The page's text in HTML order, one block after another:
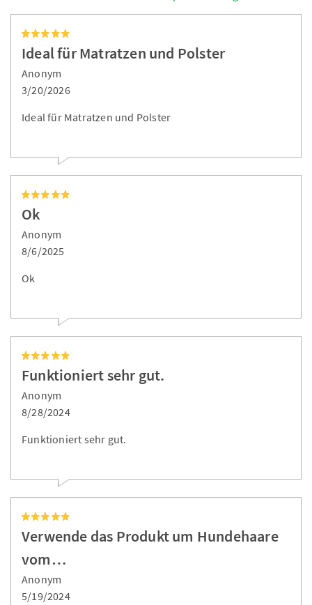
Ideal für Matratzen und Polster
Anonym
3/20/2026
Ideal für Matratzen und Polster
Ok
Anonym
8/6/2025
Ok
Funktioniert sehr gut.
Anonym
8/28/2024
Funktioniert sehr gut.
Verwende das Produkt um Hundehaare
vom…
Anonym
5/19/2024